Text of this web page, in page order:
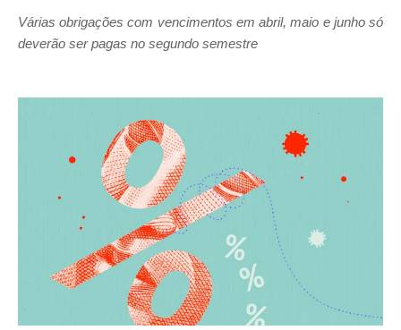
Várias obrigações com vencimentos em abril, maio e junho só
deverão ser pagas no segundo semestre